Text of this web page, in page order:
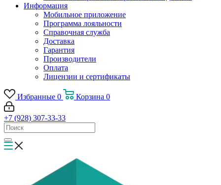
Информация
Мобильное приложение
Программа лояльности
Справочная служба
Доставка
Гарантия
Производители
Оплата
Лицензии и сертификаты
Избранные 0 Корзина 0
+7 (928) 307-33-33